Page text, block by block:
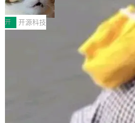
面提升。它不仅能应对更具挑战性的问
更可靠地端到端完成复杂任务，输出值
成果。 全球开发者都可通过千问 AI 平台
wen3.8 的 API 服务：国内每百万 Tok...
频生成模型还在追 Runway 和 Pika 的
天 MiniMax H3 从架构到许可都摆上台
个模型，三个模块，两个开源。 H3 由
组成：H3-Context-IR 负责多模态指令理
排（闭源，提供 API）；H3-Base 是核
型，33B 参数，负责 768p 音视频生成
源）；H3-Regenerate-2K 负责 in-
算互联网
近日，DeepSeek-V4-Flash 正式版 API
开测试。国家超算互联网正式上线
4-Flash 正式版（DeepSeek-V4-Flash-
模型 API 调用服务和模型文件。
Flash-0731 经过大量后训练工作，智能
大幅增强，指令遵循能力大幅增强。在
测试中，DeepSeek-V4-Flash 正式版性
当前最强的闭源模型相媲美。 超算互联
企业和开发者提供 DeepSeek-V4-
模型 API 调用服务，用户无需繁琐环境
开 开源科技
加载更多